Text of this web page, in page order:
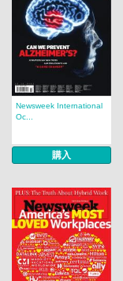
Newsweek International
Oc...
購入